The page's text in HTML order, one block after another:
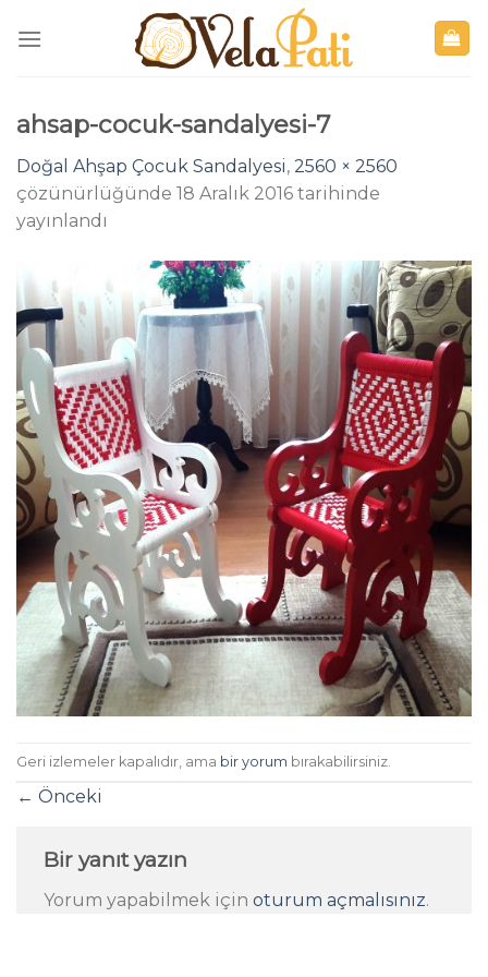
ahsap-cocuk-sandalyesi-7
Doğal Ahşap Çocuk Sandalyesi, 2560 × 2560
çözünürlüğünde 18 Aralık 2016 tarihinde
yayınlandı
Geri izlemeler kapalıdır, ama bir yorum bırakabilirsiniz.
← Önceki
Bir yanıt yazın
Yorum yapabilmek için oturum açmalısınız.